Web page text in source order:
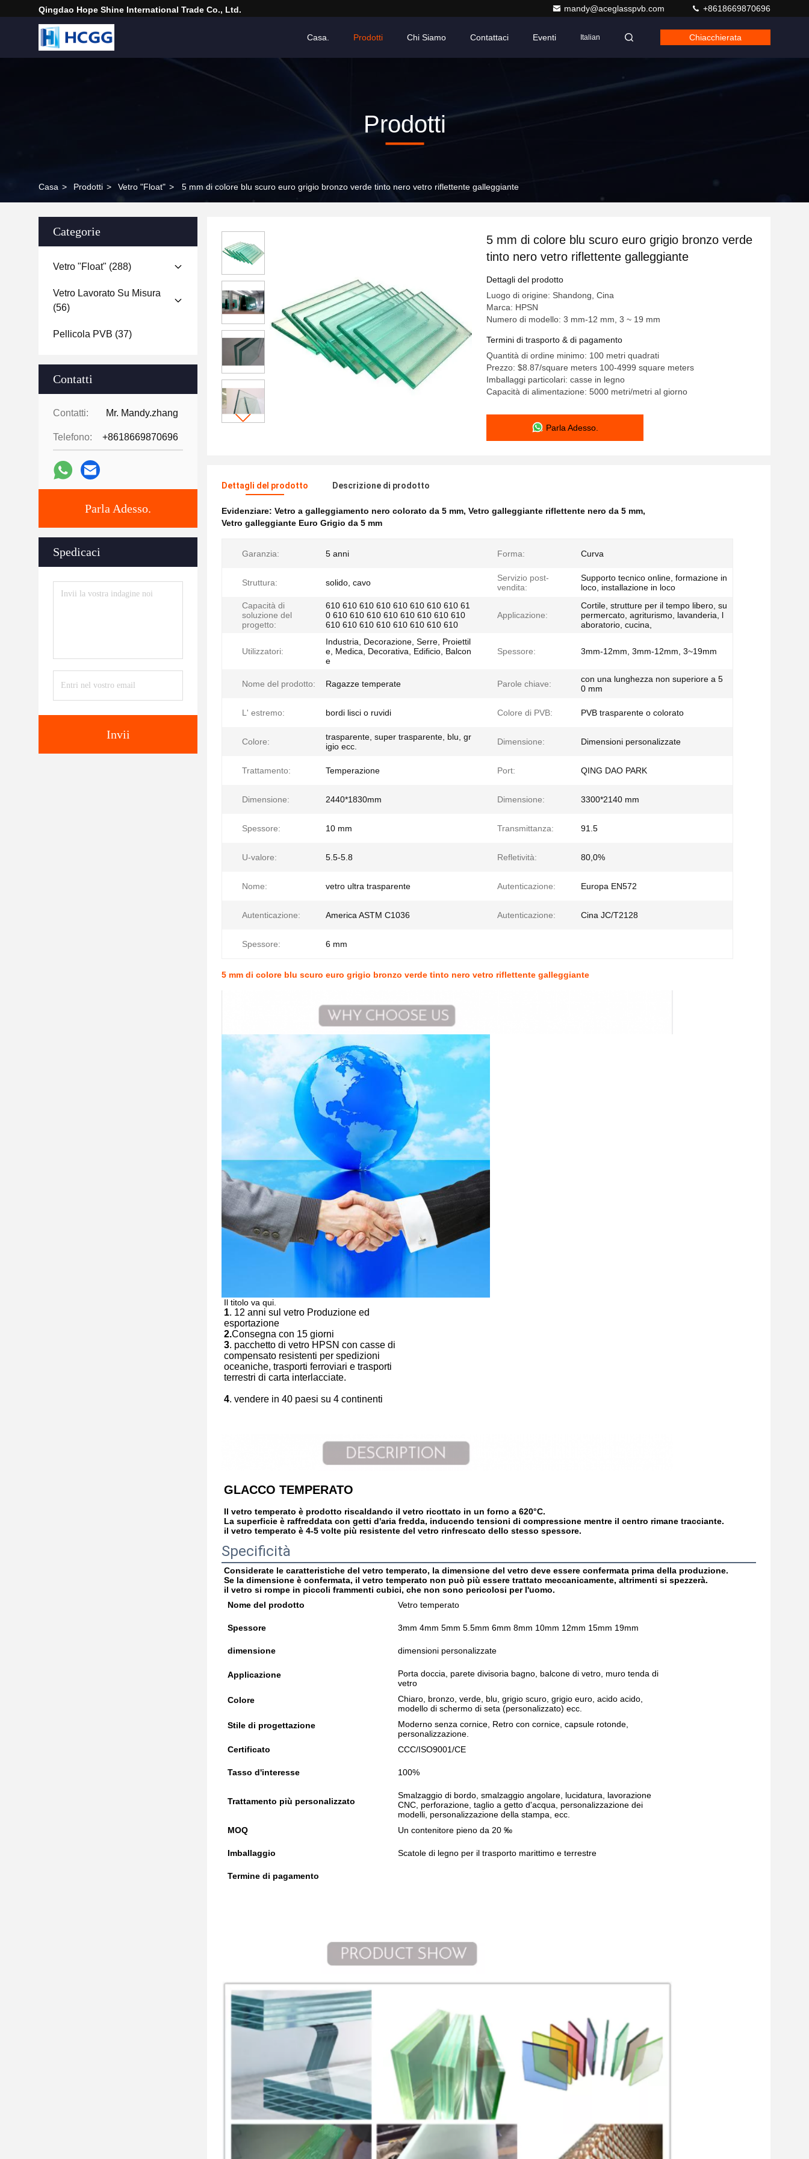
Qingdao Hope Shine International Trade Co., Ltd. mandy@aceglasspvb.com +8618669870696
Casa. Prodotti Chi Siamo Contattaci Eventi Italian Chiacchierata
Prodotti
Casa > Prodotti > Vetro "float" > 5 mm di colore blu scuro euro grigio bronzo verde tinto nero vetro riflettente galleggiante
Categorie
Vetro "float" (288)
Vetro Lavorato Su Misura
(56)
Pellicola PVB (37)
Contatti
Contatti: Mr. Mandy.zhang
Telefono: +8618669870696
Parla Adesso.
Spedicaci
Invii
5 mm di colore blu scuro euro grigio bronzo verde
tinto nero vetro riflettente galleggiante
Dettagli del prodotto
Luogo di origine: Shandong, Cina
Marca: HPSN
Numero di modello: 3 mm-12 mm, 3 ~ 19 mm
Termini di trasporto & di pagamento
Quantità di ordine minimo: 100 metri quadrati
Prezzo: $8.87/square meters 100-4999 square meters
Imballaggi particolari: casse in legno
Capacità di alimentazione: 5000 metri/metri al giorno
Parla Adesso.
Dettagli del prodotto Descrizione di prodotto
Evidenziare: Vetro a galleggiamento nero colorato da 5 mm, Vetro galleggiante riflettente nero da 5 mm,
Vetro galleggiante Euro Grigio da 5 mm
Garanzia: 5 anni Forma: Curva
Struttura: solido, cavo
Servizio post-
vendita:
Supporto tecnico online, formazione in
loco, installazione in loco
Capacità di
soluzione del
progetto:
610 610 610 610 610 610 610 610 61
0 610 610 610 610 610 610 610 610
610 610 610 610 610 610 610 610
Applicazione:
Cortile, strutture per il tempo libero, su
permercato, agriturismo, lavanderia, l
aboratorio, cucina,
Utilizzatori:
Industria, Decorazione, Serre, Proiettil
e, Medica, Decorativa, Edificio, Balcon
e
Spessore: 3mm-12mm, 3mm-12mm, 3~19mm
Nome del prodotto: Ragazze temperate Parole chiave:
con una lunghezza non superiore a 5
0 mm
L' estremo: bordi lisci o ruvidi Colore di PVB: PVB trasparente o colorato
Colore:
trasparente, super trasparente, blu, gr
igio ecc.
Dimensione: Dimensioni personalizzate
Trattamento: Temperazione Port: QING DAO PARK
Dimensione: 2440*1830mm Dimensione: 3300*2140 mm
Spessore: 10 mm Transmittanza: 91.5
U-valore: 5.5-5.8 Refletività: 80,0%
Nome: vetro ultra trasparente Autenticazione: Europa EN572
Autenticazione: America ASTM C1036 Autenticazione: Cina JC/T2128
Spessore: 6 mm
5 mm di colore blu scuro euro grigio bronzo verde tinto nero vetro riflettente galleggiante
Il titolo va qui.
1. 12 anni sul vetro Produzione ed
esportazione
2.Consegna con 15 giorni
3. pacchetto di vetro HPSN con casse di
compensato resistenti per spedizioni
oceaniche, trasporti ferroviari e trasporti
terrestri di carta interlacciate.
4. vendere in 40 paesi su 4 continenti
GLACCO TEMPERATO
Il vetro temperato è prodotto riscaldando il vetro ricottato in un forno a 620°C.
La superficie è raffreddata con getti d'aria fredda, inducendo tensioni di compressione mentre il centro rimane tracciante.
il vetro temperato è 4-5 volte più resistente del vetro rinfrescato dello stesso spessore.
Specificità
Considerate le caratteristiche del vetro temperato, la dimensione del vetro deve essere confermata prima della produzione.
Se la dimensione è confermata, il vetro temperato non può più essere trattato meccanicamente, altrimenti si spezzerà.
il vetro si rompe in piccoli frammenti cubici, che non sono pericolosi per l'uomo.
Nome del prodotto
Vetro temperato
Spessore 3mm 4mm 5mm 5.5mm 6mm 8mm 10mm 12mm 15mm 19mm
dimensione dimensioni personalizzate
Applicazione
Porta doccia, parete divisoria bagno, balcone di vetro, muro tenda di
vetro
Colore
Chiaro, bronzo, verde, blu, grigio scuro, grigio euro, acido acido,
modello di schermo di seta (personalizzato) ecc.
Stile di progettazione
Moderno senza cornice, Retro con cornice, capsule rotonde,
personalizzazione.
Certificato
CCC/ISO9001/CE
Tasso d'interesse 100%
Trattamento più personalizzato
Smalzaggio di bordo, smalzaggio angolare, lucidatura, lavorazione
CNC, perforazione, taglio a getto d'acqua, personalizzazione dei
modelli, personalizzazione della stampa, ecc.
MOQ
Un contenitore pieno da 20 ‰
Imballaggio Scatole di legno per il trasporto marittimo e terrestre
Termine di pagamento